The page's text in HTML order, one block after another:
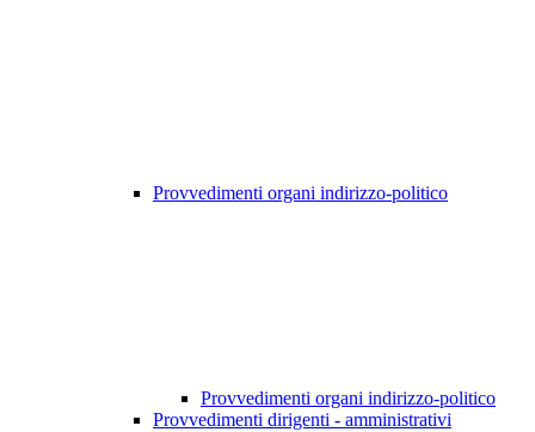
Provvedimenti organi indirizzo-politico
Provvedimenti organi indirizzo-politico
Provvedimenti dirigenti - amministrativi